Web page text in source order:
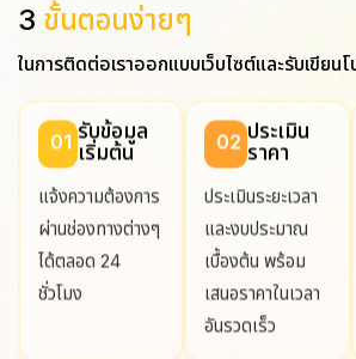
3 ขั้นตอนง่ายๆ
ในการติดต่อเราออกแบบเว็บไซต์และรับเขียน
01 รับข้อมูล
เริ่มต้น
แจ้งความต้องการ
ผ่านช่องทางต่างๆ
ได้ตลอด 24
ชั่วโมง
02 ประเมิน
ราคา
ประเมินระยะเวลา
และงบประมาณ
เบื้องต้น พร้อม
เสนอราคาในเวลา
อันรวดเร็ว